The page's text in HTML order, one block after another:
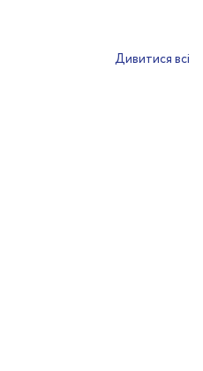
Дивитися всі